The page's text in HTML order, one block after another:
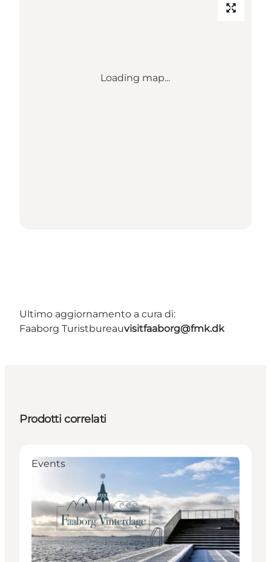
Loading map...
Ultimo aggiornamento a cura di:
Faaborg Turistbureauvisitfaaborg@fmk.dk
Prodotti correlati
Events